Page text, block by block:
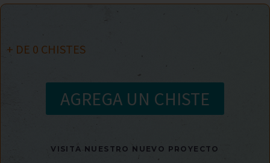
+ DE 0 CHISTES
AGREGA UN CHISTE
VISITA NUESTRO NUEVO PROYECTO